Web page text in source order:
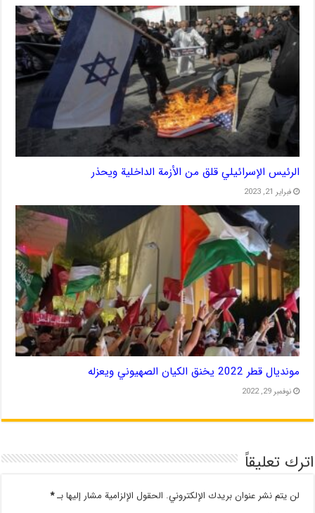
الرئيس الإسرائيلي قلق من الأزمة الداخلية ويحذر
فبراير 21, 2023
مونديال قطر 2022 يخنق الكيان الصهيوني ويعزله
نوفمبر 29, 2022
اترك تعليقاً
لن يتم نشر عنوان بريدك الإلكتروني. الحقول الإلزامية مشار إليها بـ*